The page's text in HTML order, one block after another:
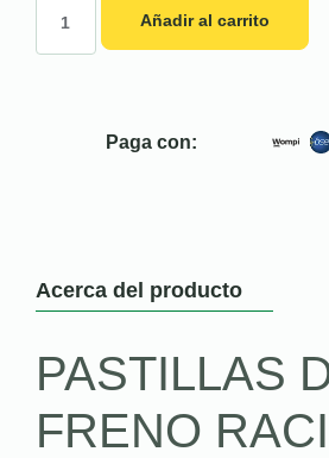
Añadir al carrito
Paga con:
Acerca del producto
PASTILLAS
FRENO